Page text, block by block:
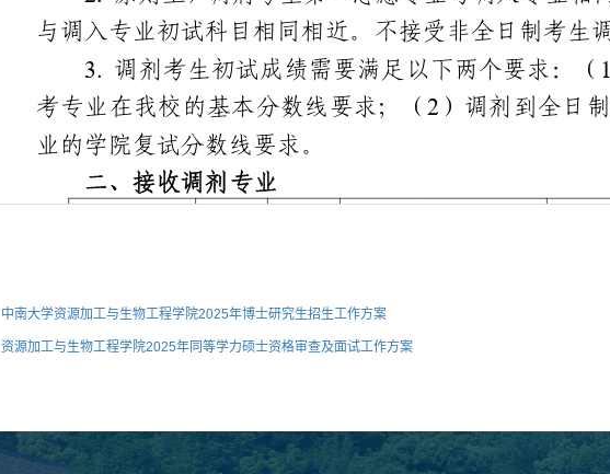
中南大学资源加工与生物工程学院2025年博士研究生招生工作方案
资源加工与生物工程学院2025年同等学力硕士资格审查及面试工作方案